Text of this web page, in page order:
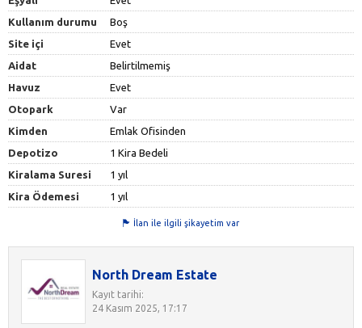
Kullanım durumu
Boş
Site içi
Evet
Aidat
Belirtilmemiş
Havuz
Evet
Otopark
Var
Kimden
Emlak Ofisinden
Depotizo
1 Kira Bedeli
Kiralama Suresi
1 yıl
Kira Ödemesi
1 yıl
İlan ile ilgili şikayetim var
North Dream Estate
Kayıt tarihi:
24 Kasım 2025, 17:17